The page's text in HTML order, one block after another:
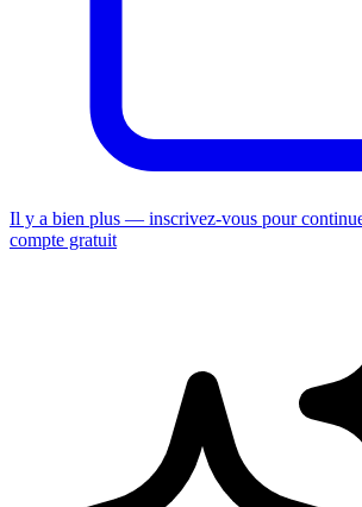
Il y a bien plus — inscrivez-vous pour
compte gratuit